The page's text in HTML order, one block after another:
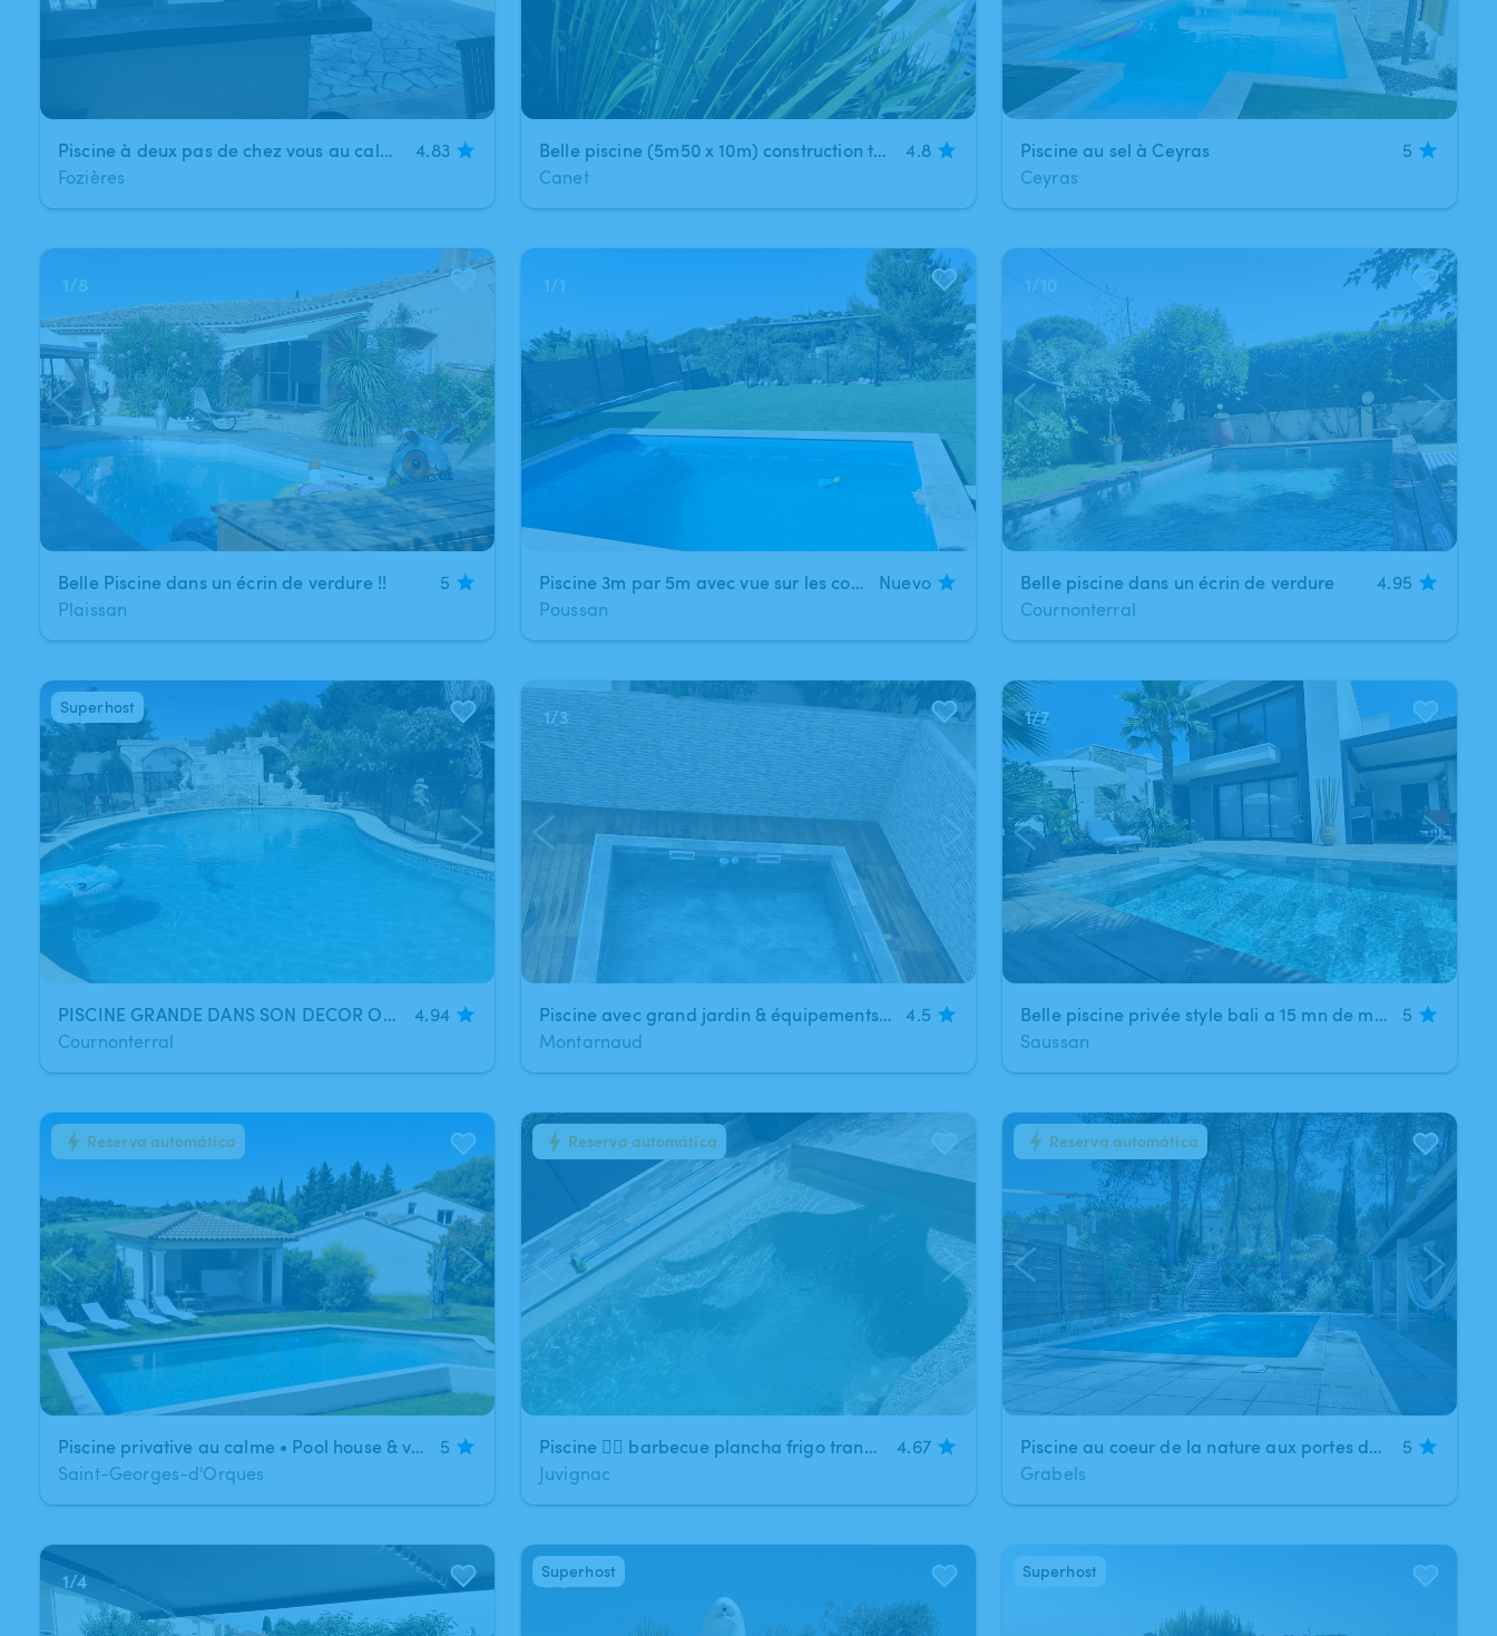
Piscine à deux pas de chez vous au calme et en pleine nature
4.83
Fozières
Belle piscine (5m50 x 10m) construction traditionnelle avec carrelage à 35mn de Montpellier (Canet)
4.8
Canet
Piscine au sel à Ceyras
5
Ceyras
1/8
Belle Piscine dans un écrin de verdure !!
5
Plaissan
1/1
Piscine 3m par 5m avec vue sur les collines
Nuevo
Poussan
1/10
Belle piscine dans un écrin de verdure
4.95
Cournonterral
1/5
PISCINE GRANDE DANS SON DECOR ORIGINAL- PLONGEOIR
4.94
Cournonterral
Superhost 1/3
Piscine avec grand jardin & équipements – détente garantie !
4.5
Montarnaud
1/7
Belle piscine privée style bali a 15 mn de montpellier
5
Saussan
1/8
Piscine privative au calme • Pool house & vue dégagée
5
Saint-Georges-d'Orques
Reserva automática 1/14
Piscine 🏊‍♀️ barbecue plancha frigo transats parasols pour un moment de détente assuré
4.67
Juvignac
Reserva automática 1/4
Piscine au coeur de la nature aux portes de Montpellier
5
Grabels
Reserva automática
1/4 1/9
Superhost 1/6
Superhost